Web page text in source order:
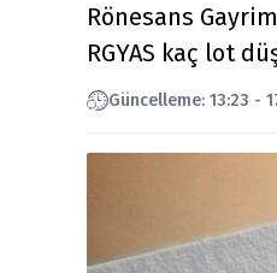
Rönesans
RGYAS kaç lot
Güncelleme: 13:23 -